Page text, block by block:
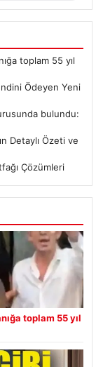
toplam 55 yıl
Ödeyen Yeni
bulundu:
Detaylı Özeti ve
Çözümleri
toplam 55 yıl